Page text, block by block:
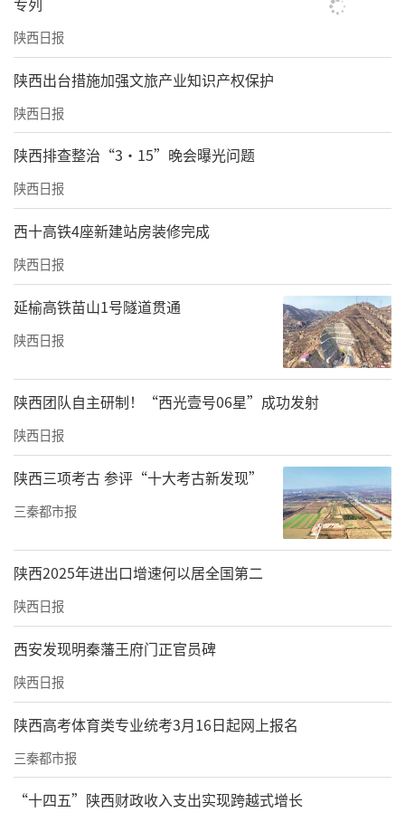
陕西日报
​陕西出台措施加强文旅产业知识产权保护
陕西日报
陕西排查整治“3·15”晚会曝光问题
陕西日报
西十高铁4座新建站房装修完成
陕西日报
延榆高铁苗山1号隧道贯通
陕西日报
陕西团队自主研制！“西光壹号06星”成功发射
陕西日报
陕西三项考古 参评“十大考古新发现”
三秦都市报
陕西2025年进出口增速何以居全国第二
陕西日报
西安发现明秦藩王府门正官员碑
陕西日报
陕西高考体育类专业统考3月16日起网上报名
三秦都市报
“十四五”陕西财政收入支出实现跨越式增长